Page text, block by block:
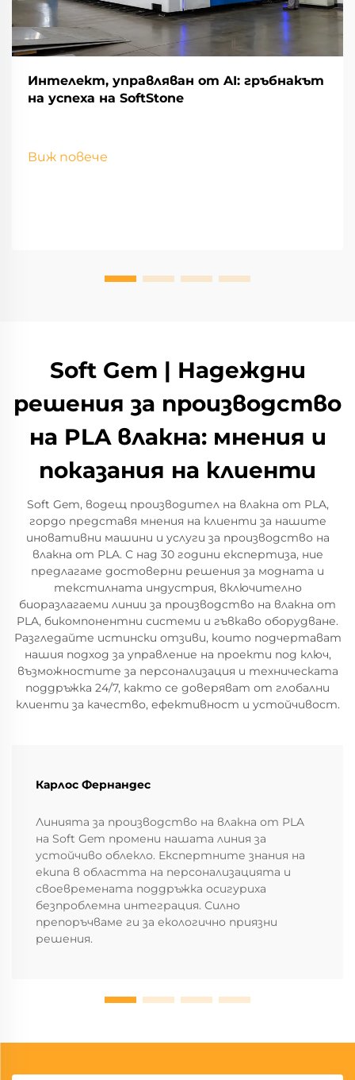
Интелект, управляван от AI: гръбнакът
на успеха на SoftStone
Виж повече
Soft Gem | Надеждни
решения за производство
на PLA влакна: мнения и
показания на клиенти
Soft Gem, водещ производител на влакна от PLA,
гордо представя мнения на клиенти за нашите
иновативни машини и услуги за производство на
влакна от PLA. С над 30 години експертиза, ние
предлагаме достоверни решения за модната и
текстилната индустрия, включително
биоразлагаеми линии за производство на влакна от
PLA, бикомпонентни системи и гъвкаво оборудване.
Разгледайте истински отзиви, които подчертават
нашия подход за управление на проекти под ключ,
възможностите за персонализация и техническата
поддръжка 24/7, както се доверяват от глобални
клиенти за качество, ефективност и устойчивост.
Карлос Фернандес
Линията за производство на влакна от PLA
на Soft Gem промени нашата линия за
устойчиво облекло. Експертните знания на
екипа в областта на персонализацията и
своевремената поддръжка осигуриха
безпроблемна интеграция. Силно
препоръчваме ги за екологично приязни
решения.